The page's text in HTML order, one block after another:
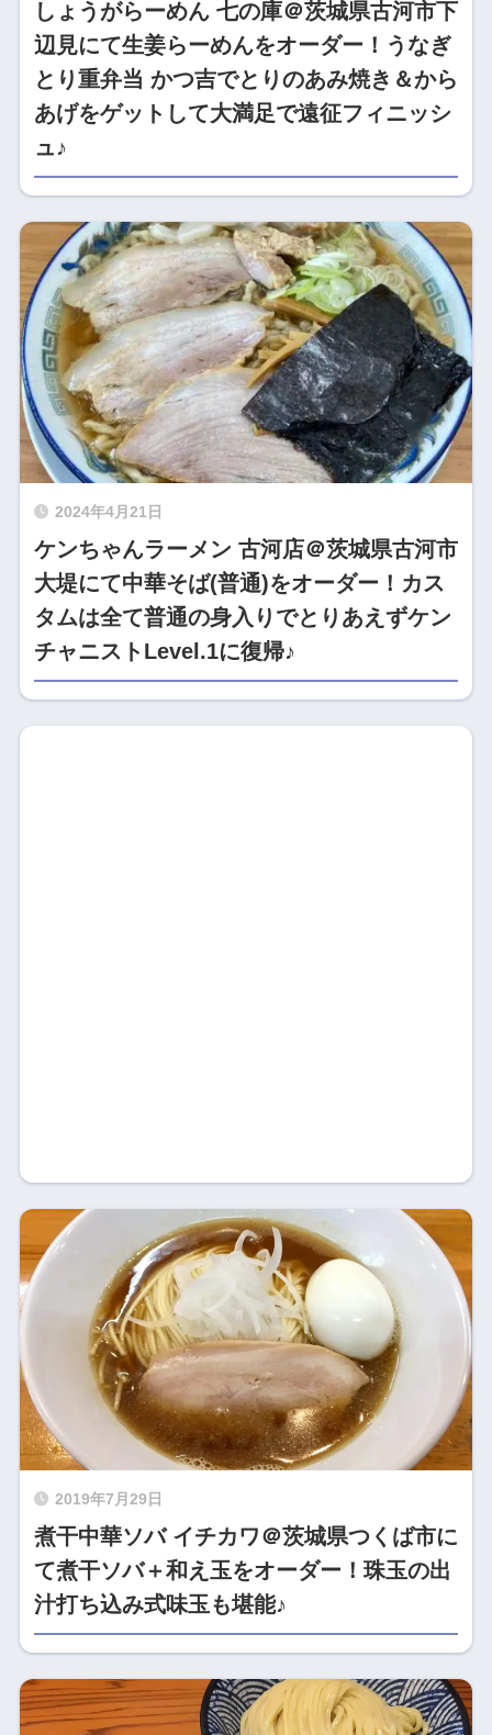
しょうがらーめん 七の庫＠茨城県古河市下
辺見にて生姜らーめんをオーダー！うなぎ
とり重弁当 かつ吉でとりのあみ焼き＆から
あげをゲットして大満足で遠征フィニッシ
ュ♪
2024年4月21日
ケンちゃんラーメン 古河店＠茨城県古河市
大堤にて中華そば(普通)をオーダー！カス
タムは全て普通の身入りでとりあえずケン
チャニストLevel.1に復帰♪
2019年7月29日
煮干中華ソバ イチカワ＠茨城県つくば市に
て煮干ソバ＋和え玉をオーダー！珠玉の出
汁打ち込み式味玉も堪能♪